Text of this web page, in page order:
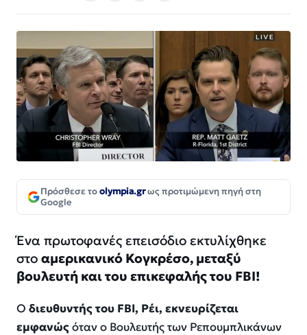
Πρόσθεσε τοolympia.grως προτιμώμενη πηγή στη
Google
Ένα πρωτοφανές επεισόδιο εκτυλίχθηκε
στο αμερικανικό Κογκρέσο, μεταξύ
βουλευτή και του επικεφαλής του FBI!
Ο διευθυντής του FBI, Ρέι, εκνευρίζεται
εμφανώςόταν ο Βουλευτής των Ρεπουμπλικάνων